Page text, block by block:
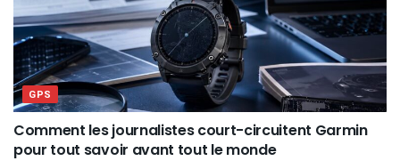
GPS
Comment les journalistes court-circuitent Garmin
pour tout savoir avant tout le monde